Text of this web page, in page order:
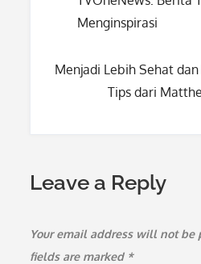
navigation
Menginspirasi
Menjadi Lebih Sehat
Tips dari
Leave a Reply
Your email address will not be
fields are marked *